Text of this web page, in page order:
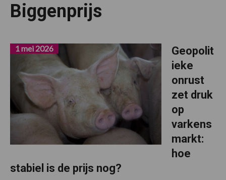
Biggenprijs
Geopolit
ieke
onrust
zet druk
op
varkens
markt:
hoe
stabiel is de prijs nog?
1 mei 2026